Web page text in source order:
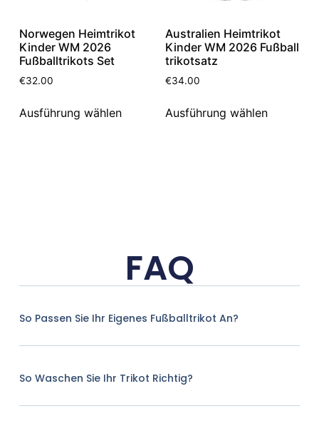
Norwegen Heimtrikot
Kinder WM 2026
Fußballtrikots Set
€32.00
Ausführung wählen
Australien Heimtrikot
Kinder WM 2026 Fußball
trikotsatz
€34.00
Ausführung wählen
FAQ
So Passen Sie Ihr Eigenes Fußballtrikot An?
So Waschen Sie Ihr Trikot Richtig?